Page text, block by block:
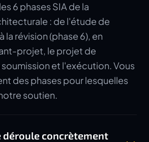
6 phases SIA de la
: de l'étude de
la révision (phase 6), en
projet, le projet de
et l'exécution. Vous
des phases pour lesquelles
soutien.
déroule concrètement